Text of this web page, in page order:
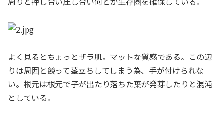
よく見るとちょっとザラ肌。マットな質感である。この辺
りは周囲と競って茎立ちしてしまう為、手が付けられな
い。根元は根元で子が出たり落ちた葉が発芽したりと混沌
としている。